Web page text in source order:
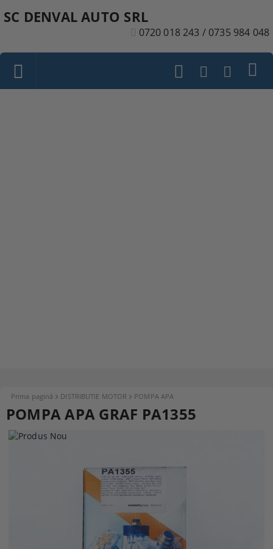
SC DENVAL AUTO SRL
0720 018 243 / 0735 984 048
Prima pagină DISTRIBUTIE MOTOR POMPA APA
POMPA APA GRAF PA1355